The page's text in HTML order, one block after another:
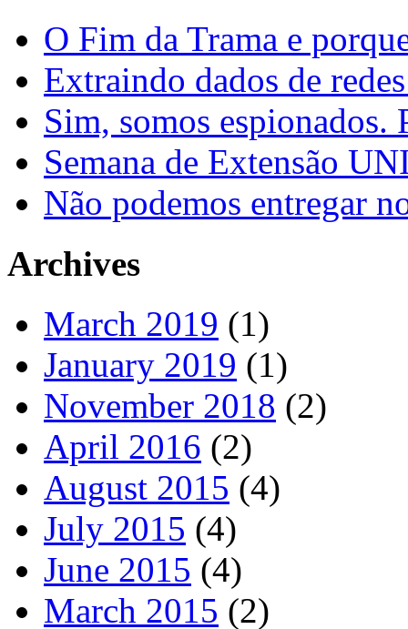
O Fim da Trama e
Extraindo dados de
Sim, somos espionados.
Semana de Extensão
Não podemos entregar
Archives
March 2019 (1)
January 2019 (1)
November 2018 (2)
April 2016 (2)
August 2015 (4)
July 2015 (4)
June 2015 (4)
March 2015 (2)